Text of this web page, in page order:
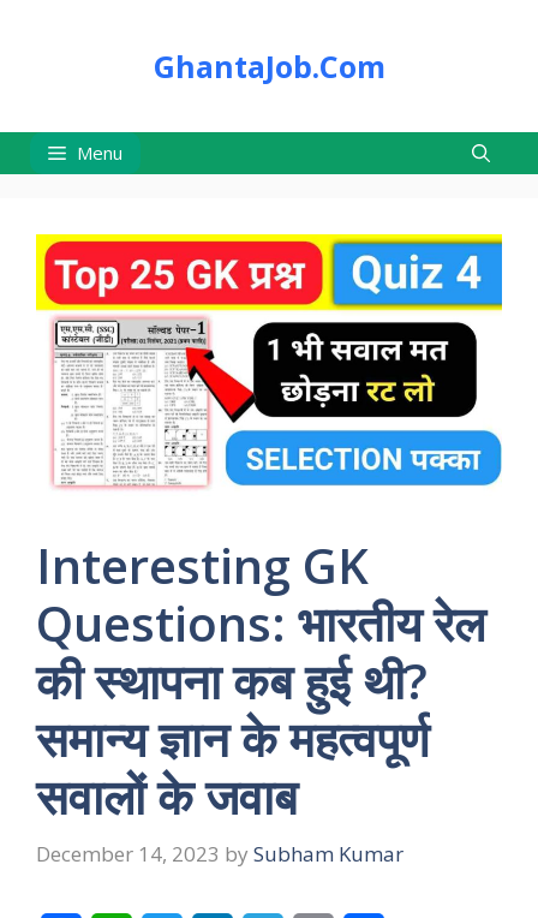
GhantaJob.Com
Menu
Interesting GK
Questions: भारतीय रेल
की स्थापना कब हुई थी?
समान्य ज्ञान के महत्वपूर्ण
सवालों के जवाब
December 14, 2023 by Subham Kumar